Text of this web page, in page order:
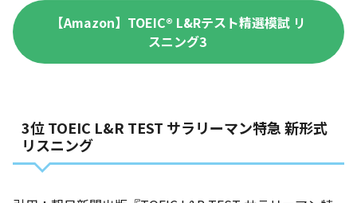
【Amazon】TOEIC® L&Rテスト精選模試 リ
スニング3
3位 TOEIC L&R TEST サラリーマン特急 新形式
リスニング